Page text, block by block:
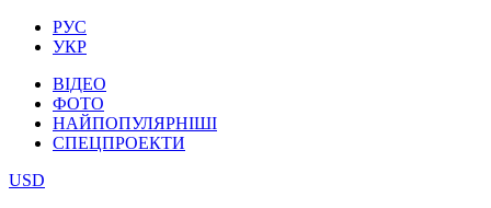
РУС
УКР
ВІДЕО
ФОТО
НАЙПОПУЛЯРНІШІ
СПЕЦПРОЕКТИ
USD